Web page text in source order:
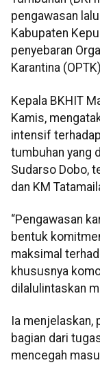
pengawasan
Kabupaten
penyebaran
Karantina
Kepala BKHIT
Kamis,
intensif
tumbuhan yang
Sudarso Dobo,
dan KM
“Pengawasan
bentuk
maksimal
khususnya
dilalulintaskan
Ia
bagian dari
mencegah